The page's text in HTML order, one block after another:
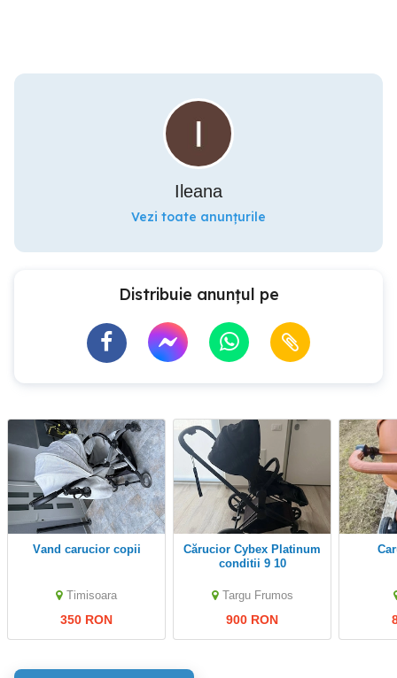
Ileana
Vezi toate anunțurile
Distribuie anunțul pe
Vand carucior copii
Timisoara
350 RON
Cărucior Cybex Platinum
conditii 9 10
Targu Frumos
900 RON